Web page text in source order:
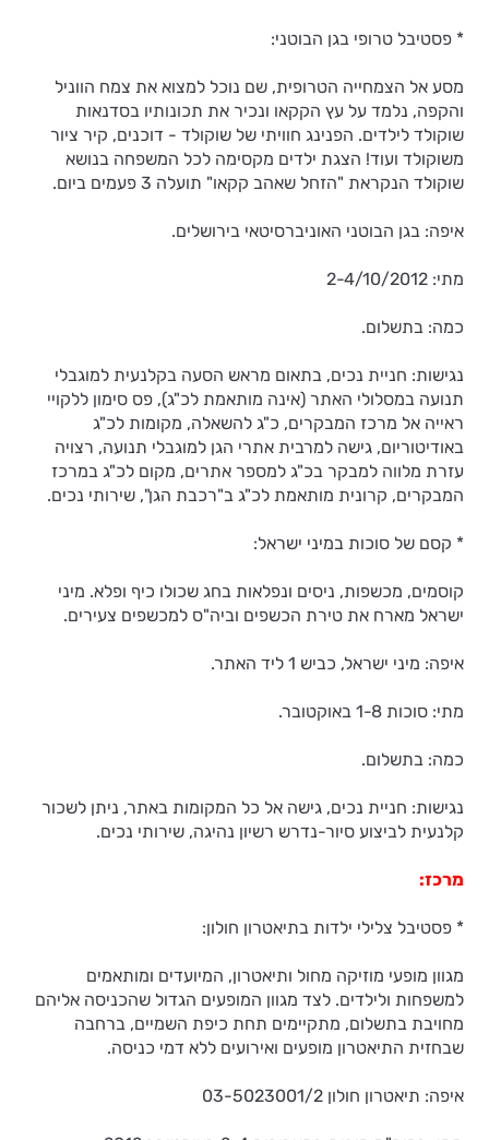
* פסטיבל טרופי בגן הבוטני:
מסע אל הצמחייה הטרופית, שם נוכל למצוא את צמח הווניל
והקפה, נלמד על עץ הקקאו ונכיר את תכונותיו בסדנאות
שוקולד לילדים. הפנינג חוויתי של שוקולד - דוכנים, קיר ציור
משוקולד ועוד! הצגת ילדים מקסימה לכל המשפחה בנושא
שוקולד הנקראת "הזחל שאהב קקאו" תועלה 3 פעמים ביום.
איפה: בגן הבוטני האוניברסיטאי בירושלים.
מתי: 2-4/10/2012
כמה: בתשלום.
נגישות: חניית נכים, בתאום מראש הסעה בקלנעית למוגבלי
תנועה במסלולי האתר (אינה מותאמת לכ"ג), פס סימון ללקויי
ראייה אל מרכז המבקרים, כ"ג להשאלה, מקומות לכ"ג
באודיטוריום, גישה למרבית אתרי הגן למוגבלי תנועה, רצויה
עזרת מלווה למבקר בכ"ג למספר אתרים, מקום לכ"ג במרכז
המבקרים, קרונית מותאמת לכ"ג ב"רכבת הגן", שירותי נכים.
* קסם של סוכות במיני ישראל:
קוסמים, מכשפות, ניסים ונפלאות בחג שכולו כיף ופלא. מיני
ישראל מארח את טירת הכשפים וביה"ס למכשפים צעירים.
איפה: מיני ישראל, כביש 1 ליד האתר.
מתי: סוכות 1-8 באוקטובר.
כמה: בתשלום.
נגישות: חניית נכים, גישה אל כל המקומות באתר, ניתן לשכור
קלנעית לביצוע סיור-נדרש רשיון נהיגה, שירותי נכים.
מרכז:
* פסטיבל צלילי ילדות בתיאטרון חולון:
מגוון מופעי מוזיקה מחול ותיאטרון, המיועדים ומותאמים
למשפחות ולילדים. לצד מגוון המופעים הגדול שהכניסה אליהם
מחויבת בתשלום, מתקיימים תחת כיפת השמיים, ברחבה
שבחזית התיאטרון מופעים ואירועים ללא דמי כניסה.
איפה: תיאטרון חולון 03-5023001/2